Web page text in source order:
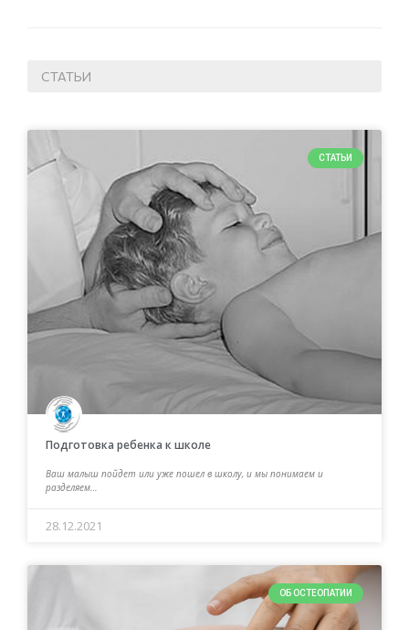
СТАТЬИ
СТАТЬИ
Подготовка ребенка к школе
Ваш малыш пойдет или уже пошел в школу, и мы понимаем и
разделяем…
28.12.2021
ОБ ОСТЕОПАТИИ